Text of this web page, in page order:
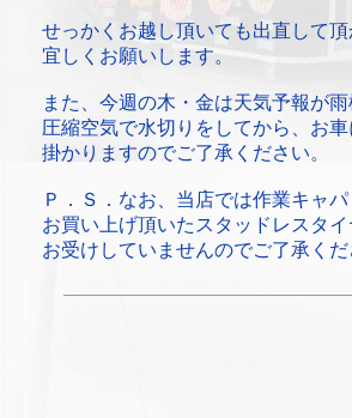
せっかくお越し頂いても出直して頂
宜しくお願いします。
また、今週の木・金は天気予報が
圧縮空気で水切りをしてから、お
掛かりますのでご了承ください。
Ｐ．Ｓ．なお、当店では作業キャ
お買い上げ頂いたスタッドレスタ
お受けしていませんのでご了承くだ